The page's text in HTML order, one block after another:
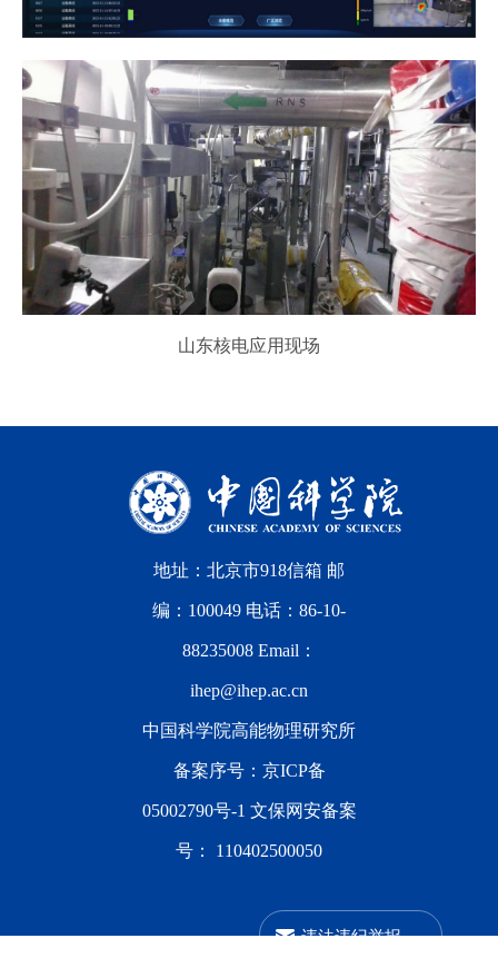
山东核电应用现场
地址：北京市918信箱 邮
编：100049 电话：86-10-
88235008 Email：
ihep@ihep.ac.cn
中国科学院高能物理研究所
备案序号： 京ICP备
05002790号-1 文保网安备案
号： 110402500050
违法违纪举报